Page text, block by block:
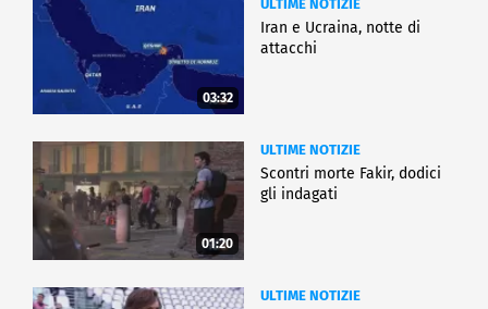
03:32
ULTIME NOTIZIE
Iran e Ucraina, notte di
attacchi
01:20
ULTIME NOTIZIE
Scontri morte Fakir, dodici
gli indagati
ULTIME NOTIZIE